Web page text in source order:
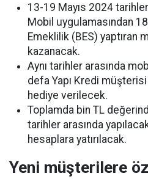
13-19 Mayıs 2024
Mobil uygulamasından
Emeklilik (BES) yaptıran
kazanacak.
Aynı tarihler arasında
defa Yapı Kredi
hediye verilecek.
Toplamda bin TL
tarihler ​​arasında
hesaplara yatırılacak.
Yeni müşterilere